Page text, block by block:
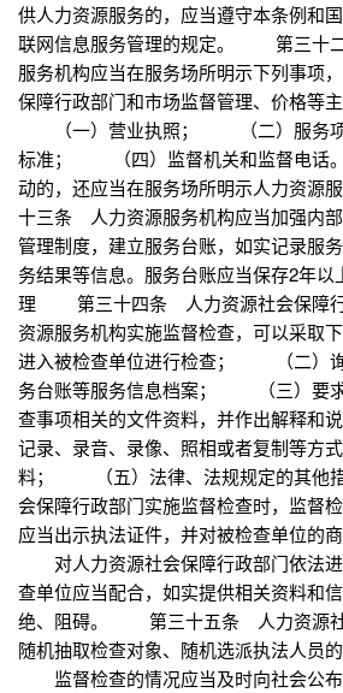
供人力资源服务的，应当遵守本条例和
联网信息服务管理的规定。 第三十
服务机构应当在服务场所明示下列事项
保障行政部门和市场监督管理、价格等主
（一）营业执照； （二）服务
标准； （四）监督机关和监督电
动的，还应当在服务场所明示人力资
十三条 人力资源服务机构应当加强内
管理制度，建立服务台账，如实记录服
务结果等信息。服务台账应当保存2年
理 第三十四条 人力资源社会保障行
资源服务机构实施监督检查，可以采
进入被检查单位进行检查； （二）询
务台账等服务信息档案； （三）要
查事项相关的文件资料，并作出解释
记录、录音、录像、照相或者复制等方
料； （五）法律、法规规定的其
会保障行政部门实施监督检查时，监督检
应当出示执法证件，并对被检查单位的商
对人力资源社会保障行政部门依法进
查单位应当配合，如实提供相关资料和
绝、阻碍。 第三十五条 人力资源社
随机抽取检查对象、随机选派执法人员
监督检查的情况应当及时向社会公布